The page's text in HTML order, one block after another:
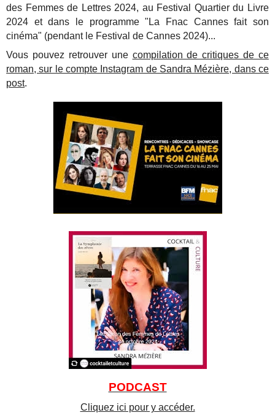
des Femmes de Lettres 2024, au Festival Quartier du Livre
2024 et dans le programme "La Fnac Cannes fait son
cinéma" (pendant le Festival de Cannes 2024)...
Vous pouvez retrouver une compilation de critiques de ce
roman, sur le compte Instagram de Sandra Mézière, dans ce
post.
PODCAST
Cliquez ici pour y accéder.